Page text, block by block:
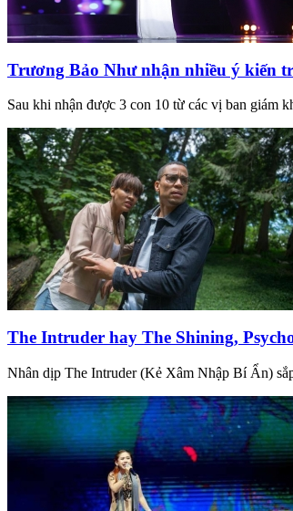
Trương Bảo Như nhận nhiều ý kiến
Sau khi nhận được 3 con 10 từ các vị ban giám
The Intruder hay The Shining,
Nhân dịp The Intruder (Kẻ Xâm Nhập Bí Ẩn)